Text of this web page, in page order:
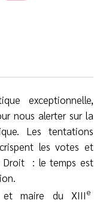
exceptionnelle,
nous alerter sur la
Les tentations
les votes et
Droit : le temps est
et maire du XIIIe